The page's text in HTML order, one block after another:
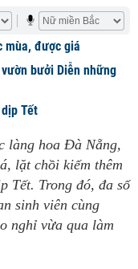
mùa, được giá
bưởi Diễn những
Tết
làng hoa Đà Nẵng,
lặt chồi kiếm thêm
Tết. Trong đó, đa số
sinh viên cùng
nghỉ vừa qua làm